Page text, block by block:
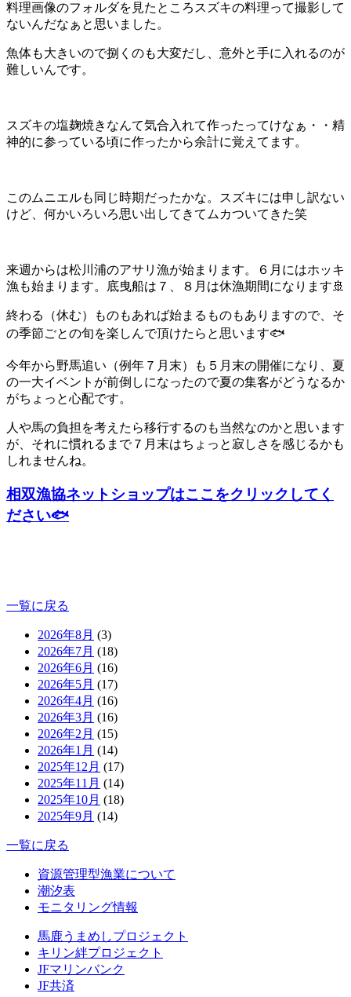
料理画像のフォルダを見たところスズキの料理って撮影して
ないんだなぁと思いました。
魚体も大きいので捌くのも大変だし、意外と手に入れるのが
難しいんです。
スズキの塩麹焼きなんて気合入れて作ったってけなぁ・・精
神的に参っている頃に作ったから余計に覚えてます。
このムニエルも同じ時期だったかな。スズキには申し訳ない
けど、何かいろいろ思い出してきてムカついてきた笑
来週からは松川浦のアサリ漁が始まります。６月にはホッキ
漁も始まります。底曳船は７、８月は休漁期間になります🚢
終わる（休む）ものもあれば始まるものもありますので、そ
の季節ごとの旬を楽しんで頂けたらと思います🐟
今年から野馬追い（例年７月末）も５月末の開催になり、夏
の一大イベントが前倒しになったので夏の集客がどうなるか
がちょっと心配です。
人や馬の負担を考えたら移行するのも当然なのかと思います
が、それに慣れるまで７月末はちょっと寂しさを感じるかも
しれませんね。
相双漁協ネットショップはここをクリックしてく
ださい🐟
一覧に戻る
2026年8月 (3)
2026年7月 (18)
2026年6月 (16)
2026年5月 (17)
2026年4月 (16)
2026年3月 (16)
2026年2月 (15)
2026年1月 (14)
2025年12月 (17)
2025年11月 (14)
2025年10月 (18)
2025年9月 (14)
一覧に戻る
資源管理型漁業について
潮汐表
モニタリング情報
馬鹿うまめしプロジェクト
キリン絆プロジェクト
JFマリンバンク
JF共済